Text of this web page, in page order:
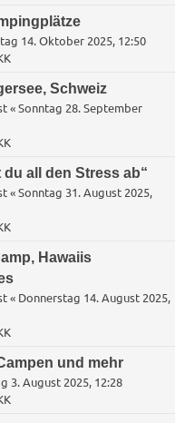
14. Oktober 2025, 12:50
Schweiz
«Sonntag 28. September
all den Stress ab“
«Sonntag 31. August 2025,
Hawaiis
« Donnerstag 14. August 2025,
und mehr
3. August 2025, 12:28